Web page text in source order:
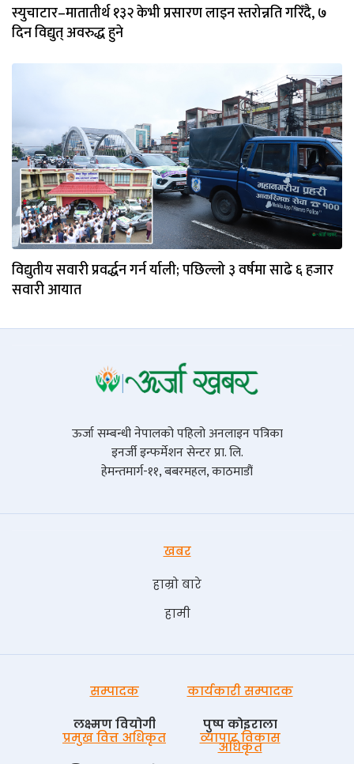
स्युचाटार–मातातीर्थ १३२ केभी प्रसारण लाइन स्तरोन्नति गरिँदै, ७
दिन विद्युत् अवरुद्ध हुने
विद्युतीय सवारी प्रवर्द्धन गर्न र्याली; पछिल्लो ३ वर्षमा साढे ६ हजार
सवारी आयात
ऊर्जा सम्बन्धी नेपालको पहिलो अनलाइन पत्रिका
इनर्जी इन्फर्मेशन सेन्टर प्रा. लि.
हेमन्तमार्ग-११, बबरमहल, काठमाडौं
खबर
हाम्रो बारे
हामी
सम्पादक
लक्ष्मण वियोगी
कार्यकारी सम्पादक
पुष्प काेइराला
प्रमुख वित्त अधिकृत
व्यापार विकास
अधिकृत